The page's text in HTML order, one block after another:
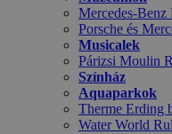
Mercedes-Benz
Porsche és
Musicalek
Párizsi Moulin
Színház
Aquaparkok
Therme Erding
Water World